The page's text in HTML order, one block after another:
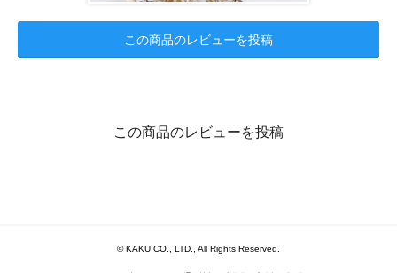
この商品のレビューを投稿
この商品のレビューを投稿
© KAKU CO., LTD., All Rights Reserved.